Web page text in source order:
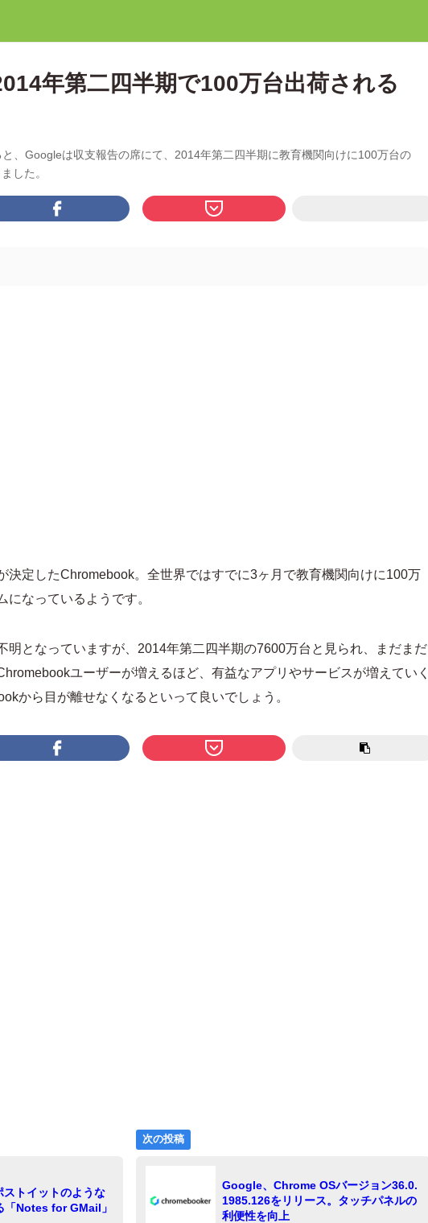
年第二四半期で100万台出荷される
、Googleは収支報告の席にて、2014年第二四半期に教育機関向けに100万台の
した。
決定したChromebook。全世界ではすでに3ヶ月で教育機関向けに100万
なっているようです。
明となっていますが、2014年第二四半期の7600万台と見られ、まだまだ
ユーザーが増えるほど、有益なアプリやサービスが増えていく
から目が離せなくなるといって良いでしょう。
トイットのような
「Notes for GMail」
次の投稿
の
Google、Chrome OSバージョン36.0.
1985.126をリリース。タッチパネルの
利便性を向上